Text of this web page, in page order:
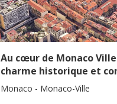
Au cœur de Monaco
charme historique et
Monaco - Monaco-Ville